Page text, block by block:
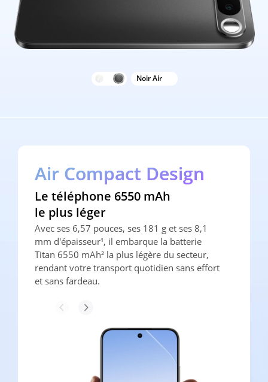
Blanc Air
Noir Air
Air Compact Design
Le téléphone 6550 mAh
le plus léger
Avec ses 6,57 pouces, ses 181 g et ses 8,1
mm d'épaisseur¹, il embarque la batterie
Titan 6550 mAh² la plus légère du secteur,
rendant votre transport quotidien sans effort
et sans fardeau.
Air Compact Design
Le téléphone 6550 mAh
le plus léger
Avec ses 6,57 pouces, ses 181 g et ses 8,1
mm d'épaisseur¹, il embarque la batterie
Titan 6550 mAh² la plus légère du secteur,
rendant votre transport quotidien sans effort
et sans fardeau.
Air Compact Design
Le téléphone 6550 mAh
le plus léger
Avec ses 6,57 pouces, ses 181 g et ses 8,1
mm d'épaisseur¹, il embarque la batterie
Titan 6550 mAh² la plus légère du secteur,
rendant votre transport quotidien sans effort
et sans fardeau.